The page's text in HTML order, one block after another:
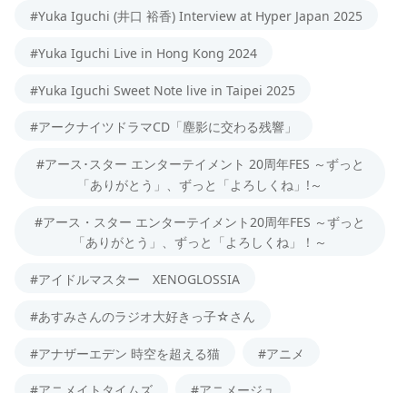
#Yuka Iguchi (井口 裕香) Interview at Hyper Japan 2025
#Yuka Iguchi Live in Hong Kong 2024
#Yuka Iguchi Sweet Note live in Taipei 2025
#アークナイツドラマCD「塵影に交わる残響」
#アース･スター エンターテイメント 20周年FES ～ずっと
「ありがとう」、ずっと「よろしくね」!～
#アース・スター エンターテイメント20周年FES ～ずっと
「ありがとう」、ずっと「よろしくね」！～
#アイドルマスター XENOGLOSSIA
#あすみさんのラジオ大好きっ子☆さん
#アナザーエデン 時空を超える猫 #アニメ